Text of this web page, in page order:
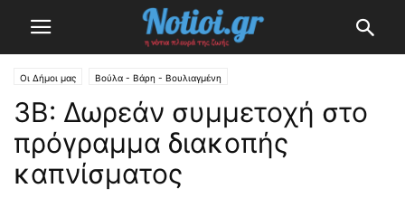
Οι Δήμοι μας Βούλα - Βάρη - Βουλιαγμένη
3Β: Δωρεάν συμμετοχή στο
πρόγραμμα διακοπής
καπνίσματος